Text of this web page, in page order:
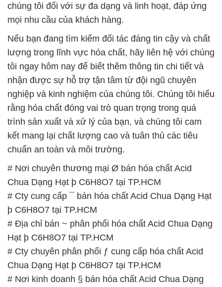
chúng tôi đối với sự đa dạng và linh hoạt, đáp ứng
mọi nhu cầu của khách hàng.
Nếu bạn đang tìm kiếm đối tác đáng tin cậy và chất
lượng trong lĩnh vực hóa chất, hãy liên hệ với chúng
tôi ngay hôm nay để biết thêm thông tin chi tiết và
nhận được sự hỗ trợ tận tâm từ đội ngũ chuyên
nghiệp và kinh nghiệm của chúng tôi. Chúng tôi hiểu
rằng hóa chất đóng vai trò quan trọng trong quá
trình sản xuất và xử lý của bạn, và chúng tôi cam
kết mang lại chất lượng cao và tuân thủ các tiêu
chuẩn an toàn và môi trường.
# Nơi chuyên thương mại Ø bán hóa chất Acid
Chua Dạng Hạt þ C6H8O7 tại TP.HCM
# Cty cung cấp ¯ bán hóa chất Acid Chua Dạng Hạt
þ C6H8O7 tại TP.HCM
# Địa chỉ bán ~ phân phối hóa chất Acid Chua Dạng
Hạt þ C6H8O7 tại TP.HCM
# Cty chuyên phân phối ƒ cung cấp hóa chất Acid
Chua Dạng Hạt þ C6H8O7 tại TP.HCM
# Nơi kinh doanh § bán hóa chất Acid Chua Dạng